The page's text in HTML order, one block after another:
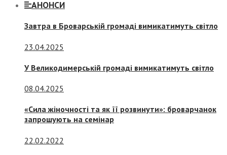
АНОНСИ
Завтра в Броварській громаді вимикатимуть світло
23.04.2025
У Великодимерській громаді вимикатимуть світло
08.04.2025
«Сила жіночності та як її розвинути»: броварчанок
запрошують на семінар
22.02.2022